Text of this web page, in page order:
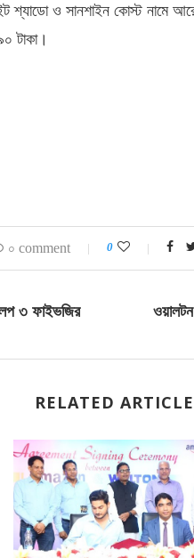
শ্যাডো ও সানশাইন কোস্ট নামে
টাকা।
০ comment 0
৩ ফাইভজির
RELATED